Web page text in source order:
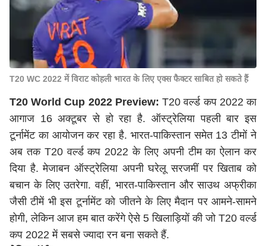
T20 WC 2022 में विराट कोहली भारत के लिए एक्स फैक्टर साबित हो सकते हैं
T20 World Cup 2022 Preview: T20 वर्ल्ड कप 2022 का
आगाज 16 अक्टूबर से हो रहा है. ऑस्ट्रेलिया पहली बार इस
टूर्नामेंट का आयोजन कर रहा है. भारत-पाकिस्तान समेत 13 टीमों ने
अब तक T20 वर्ल्ड कप 2022 के लिए अपनी टीम का ऐलान कर
दिया है. मेजाबन ऑस्ट्रेलिया अपनी घरेलू सरजमीं पर खिताब को
बचान के लिए उतरेगा. वहीं, भारत-पाकिस्तान और साउथ अफ्रीका
जैसी टीमें भी इस टूर्नामेंट को जीतने के लिए मैदान पर आमने-सामने
होगी, लेकिन आज हम बात करेंगे ऐसे 5 खिलाड़ियों की जो T20 वर्ल्ड
कप 2022 में सबसे ज्यादा रन बना सकते हैं.